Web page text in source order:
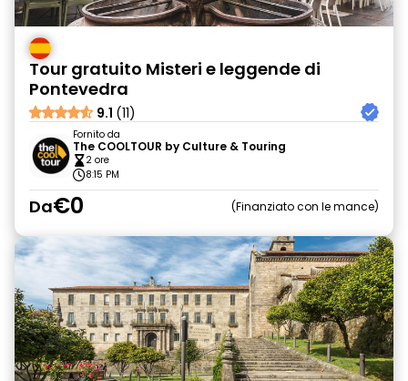
Tour gratuito Misteri e leggende di
Pontevedra
9.1 (11)
Fornito da
The COOLTOUR by Culture & Touring
2 ore
8:15 PM
Da€0 Finanziato con le mance